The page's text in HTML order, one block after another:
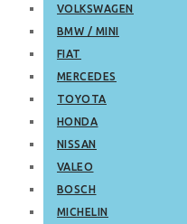
VOLKSWAGEN
BMW / MINI
FIAT
MERCEDES
TOYOTA
HONDA
NISSAN
VALEO
BOSCH
MICHELIN